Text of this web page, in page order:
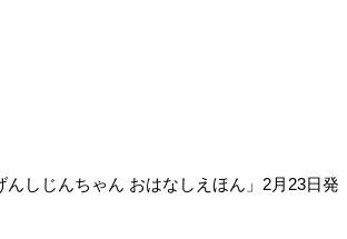
しじんちゃん おはなしえほん」2月23日発